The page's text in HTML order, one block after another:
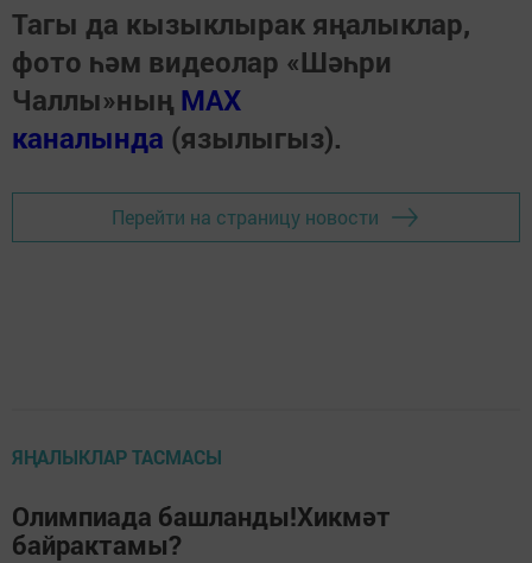
Тагы да кызыклырак яңалыклар,
фото һәм видеолар «Шәһри
Чаллы»ның MAX
каналында (язылыгыз).
Перейти на страницу новости
ЯҢАЛЫКЛАР ТАСМАСЫ
Олимпиада башланды!Хикмәт
байрактамы?